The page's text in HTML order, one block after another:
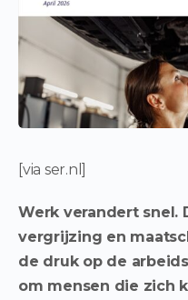
[via ser.nl]
Werk verandert snel.
vergrijzing en
de druk op de
om mensen die zich